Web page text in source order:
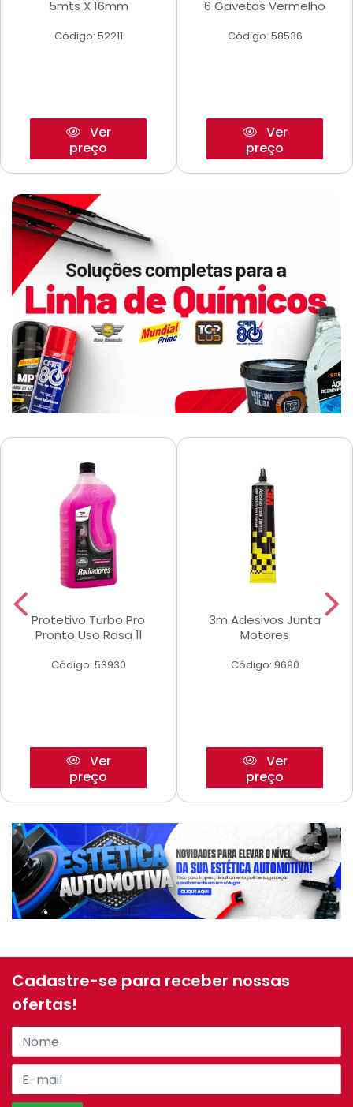
5mts X 16mm
Código: 52211
Ver
preço
6 Gavetas Vermelho
Código: 58536
Ver
preço
Protetivo Turbo Pro
Pronto Uso Rosa 1l
Código: 53930
Ver
preço
3m Adesivos Junta
Motores
Código: 9690
Ver
preço
Cadastre-se para receber nossas
ofertas!